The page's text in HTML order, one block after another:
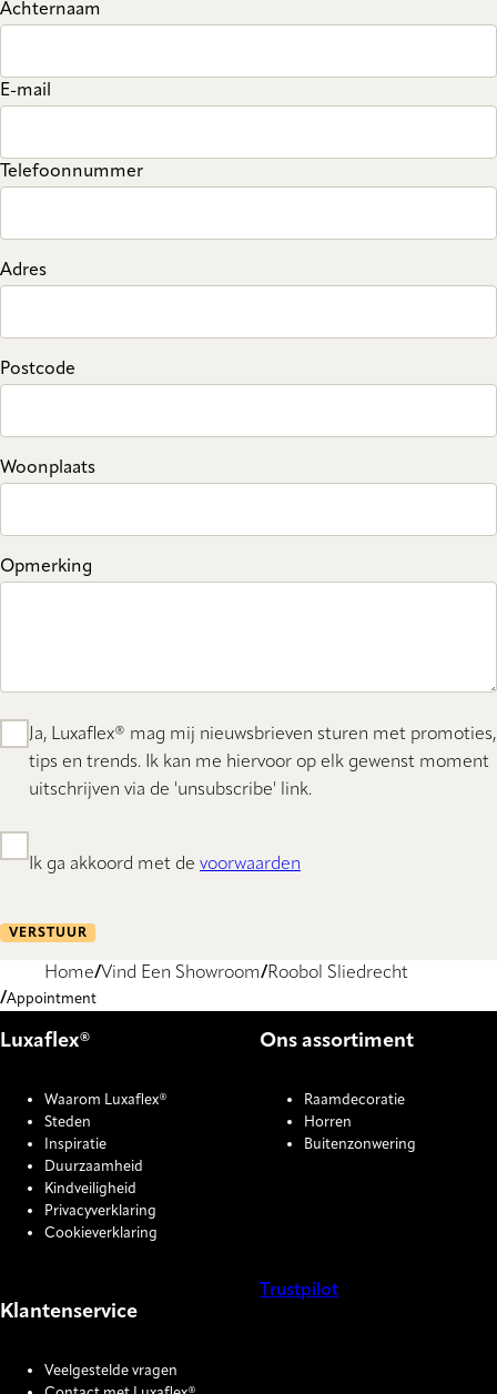
Achternaam
E-mail
Telefoonnummer
Adres
Postcode
Woonplaats
Opmerking
Ja, Luxaflex® mag mij nieuwsbrieven sturen met promoties,
tips en trends. Ik kan me hiervoor op elk gewenst moment
uitschrijven via de 'unsubscribe' link.
Ik ga akkoord met de voorwaarden
VERSTUUR
Home Vind Een Showroom Roobol Sliedrecht
Appointment
Luxaflex®
Waarom Luxaflex®
Steden
Inspiratie
Duurzaamheid
Kindveiligheid
Privacyverklaring
Cookieverklaring
Ons assortiment
Raamdecoratie
Horren
Buitenzonwering
Klantenservice
Veelgestelde vragen
Trustpilot